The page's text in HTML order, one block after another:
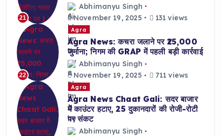
21
Abhimanyu Singh
November 19, 2025
131 views
22
Agra
Agra News: कचरा जलाने पर ₹25,000
जुर्माना; निगम की GRAP में पहली बड़ी कार्रवाई
Abhimanyu Singh
November 19, 2025
711 views
Agra
Agra News Chaat Gali: सदर बाजार
में काउंटर हटाए, 25 दुकानदारों की रोजी-रोटी
पर संकट
Abhimanyu Singh